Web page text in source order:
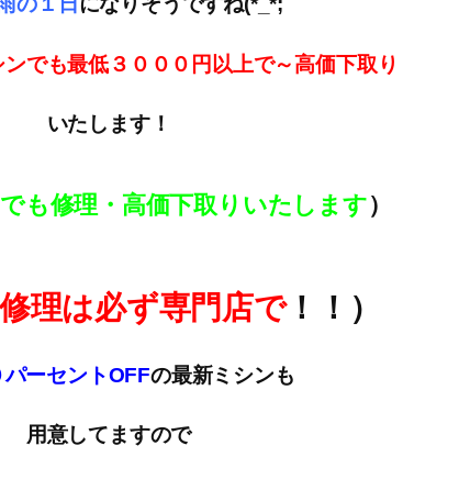
ンでも最低３０００円以上で～高価下取 り
いたします！
も修理・高価下取りいたします）
理は必ず専門店で！！）
パーセントOFFの最新ミシンも
用意してますので